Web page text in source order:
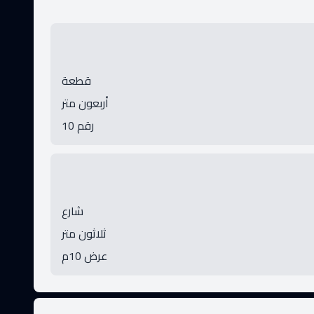
قطعة
أربعون متر
رقم 10
شارع
ثلاثون متر
عرض 10م